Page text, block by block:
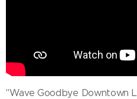
"Wave Goodbye Downtown